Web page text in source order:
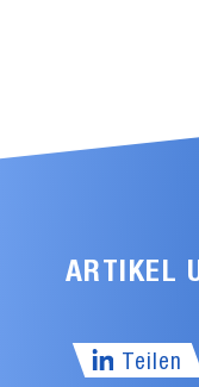
ARTIKEL
Teilen